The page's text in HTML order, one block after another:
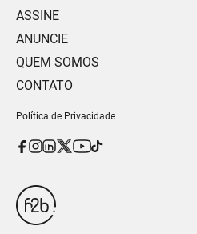
ASSINE
ANUNCIE
QUEM SOMOS
CONTATO
Política de Privacidade